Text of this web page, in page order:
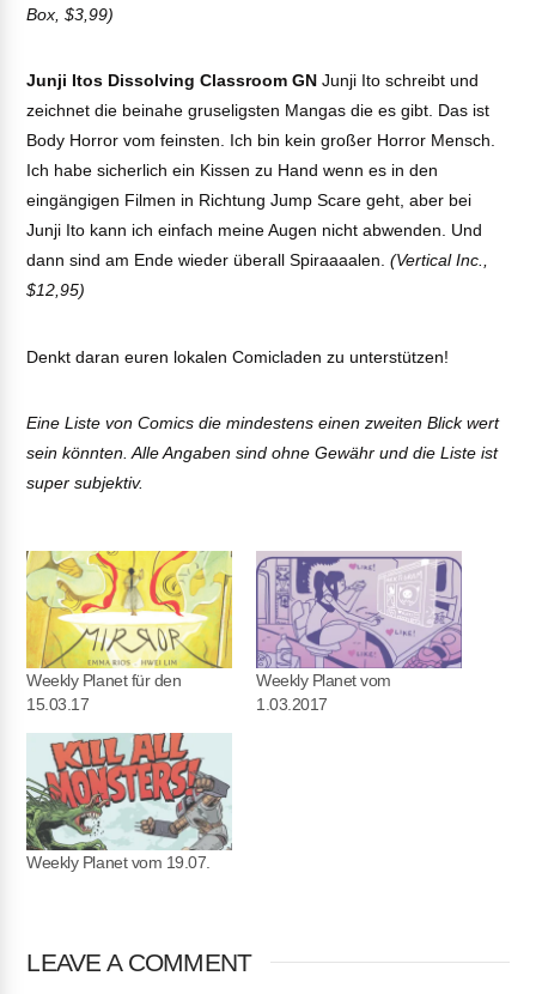
Box, $3,99)
Junji Itos Dissolving Classroom GN Junji Ito schreibt und
zeichnet die beinahe gruseligsten Mangas die es gibt. Das ist
Body Horror vom feinsten. Ich bin kein großer Horror Mensch.
Ich habe sicherlich ein Kissen zu Hand wenn es in den
eingängigen Filmen in Richtung Jump Scare geht, aber bei
Junji Ito kann ich einfach meine Augen nicht abwenden. Und
dann sind am Ende wieder überall Spiraaaalen.(Vertical Inc.,
$12,95)
Denkt daran euren lokalen Comicladen zu unterstützen!
Eine Liste von Comics die mindestens einen zweiten Blick wert
sein könnten. Alle Angaben sind ohne Gewähr und die Liste ist
super subjektiv.
Weekly Planet für den
15.03.17
Weekly Planet vom
1.03.2017
Weekly Planet vom 19.07.
LEAVE A COMMENT